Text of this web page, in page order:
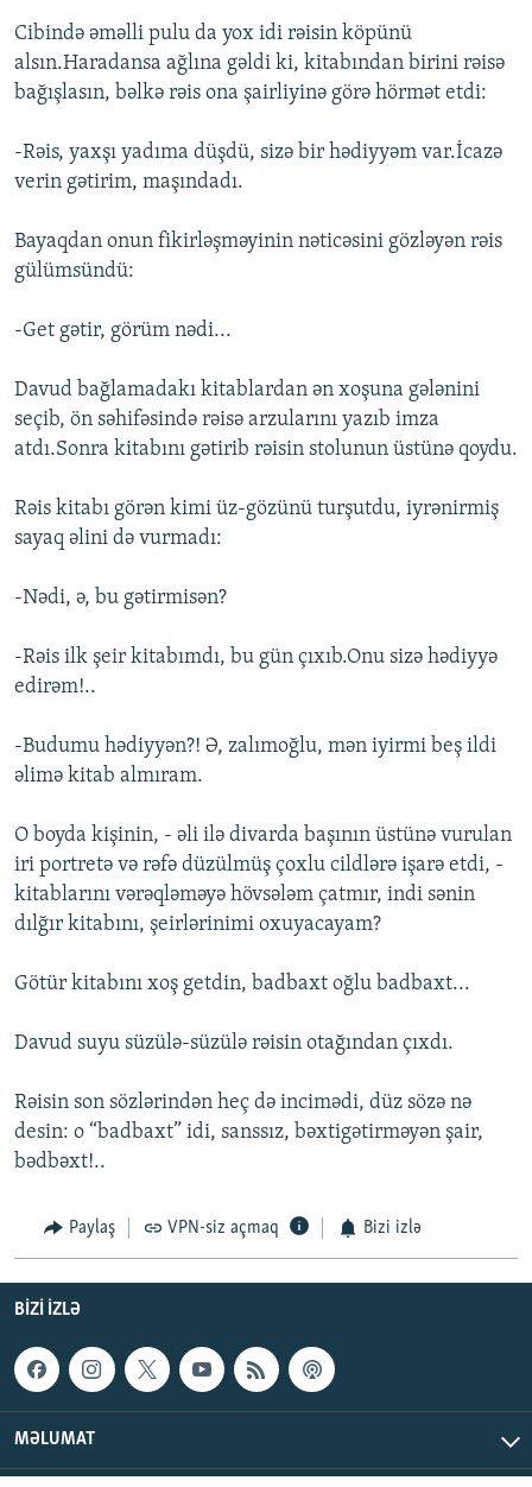
Cibində əməlli pulu da yox idi rəisin köpünü
alsın.Haradansa ağlına gəldi ki, kitabından birini rəisə
bağışlasın, bəlkə rəis ona şairliyinə görə hörmət etdi:
-Rəis, yaxşı yadıma düşdü, sizə bir hədiyyəm var.İcazə
verin gətirim, maşındadı.
Bayaqdan onun fikirləşməyinin nəticəsini gözləyən rəis
gülümsündü:
-Get gətir, görüm nədi...
Davud bağlamadakı kitablardan ən xoşuna gələnini
seçib, ön səhifəsində rəisə arzularını yazıb imza
atdı.Sonra kitabını gətirib rəisin stolunun üstünə qoydu.
Rəis kitabı görən kimi üz-gözünü turşutdu, iyrənirmiş
sayaq əlini də vurmadı:
-Nədi, ə, bu gətirmisən?
-Rəis ilk şeir kitabımdı, bu gün çıxıb.Onu sizə hədiyyə
edirəm!..
-Budumu hədiyyən?! Ə, zalımoğlu, mən iyirmi beş ildi
əlimə kitab almıram.
O boyda kişinin, - əli ilə divarda başının üstünə vurulan
iri portretə və rəfə düzülmüş çoxlu cildlərə işarə etdi, -
kitablarını vərəqləməyə hövsələm çatmır, indi sənin
dılğır kitabını, şeirlərinimi oxuyacayam?
Götür kitabını xoş getdin, badbaxt oğlu badbaxt...
Davud suyu süzülə-süzülə rəisin otağından çıxdı.
Rəisin son sözlərindən heç də incimədi, düz sözə nə
desin: o “badbaxt” idi, sanssız, bəxtigətirməyən şair,
bədbəxt!..
Paylaş VPN-siz açmaq Bizi izlə
BIZI IZLƏ
MƏLUMAT